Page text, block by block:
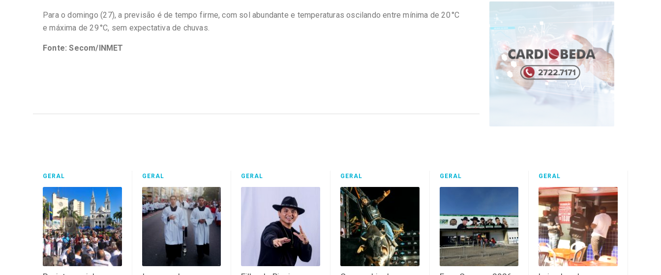
Para o domingo (27), a previsão é de tempo firme, com sol abundante e temperaturas oscilando entre mínima de 20 °C
e máxima de 29 °C, sem expectativa de chuvas.
Fonte: Secom/INMET
GERAL GERAL GERAL GERAL GERAL GERAL